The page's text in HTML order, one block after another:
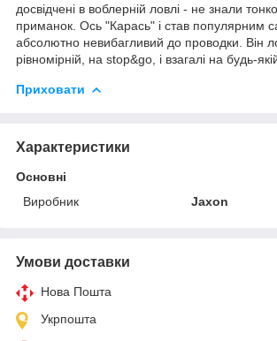
досвідчені в воблерній ловлі - не знали
приманок. Ось "Карась" і став популярним
абсолютно невибагливий до проводки. Він
рівномірній, на stop&go, і взагалі на будь-
Приховати
Характеристики
Основні
Виробник
Jaxon
Умови доставки
Нова Пошта
Укрпошта